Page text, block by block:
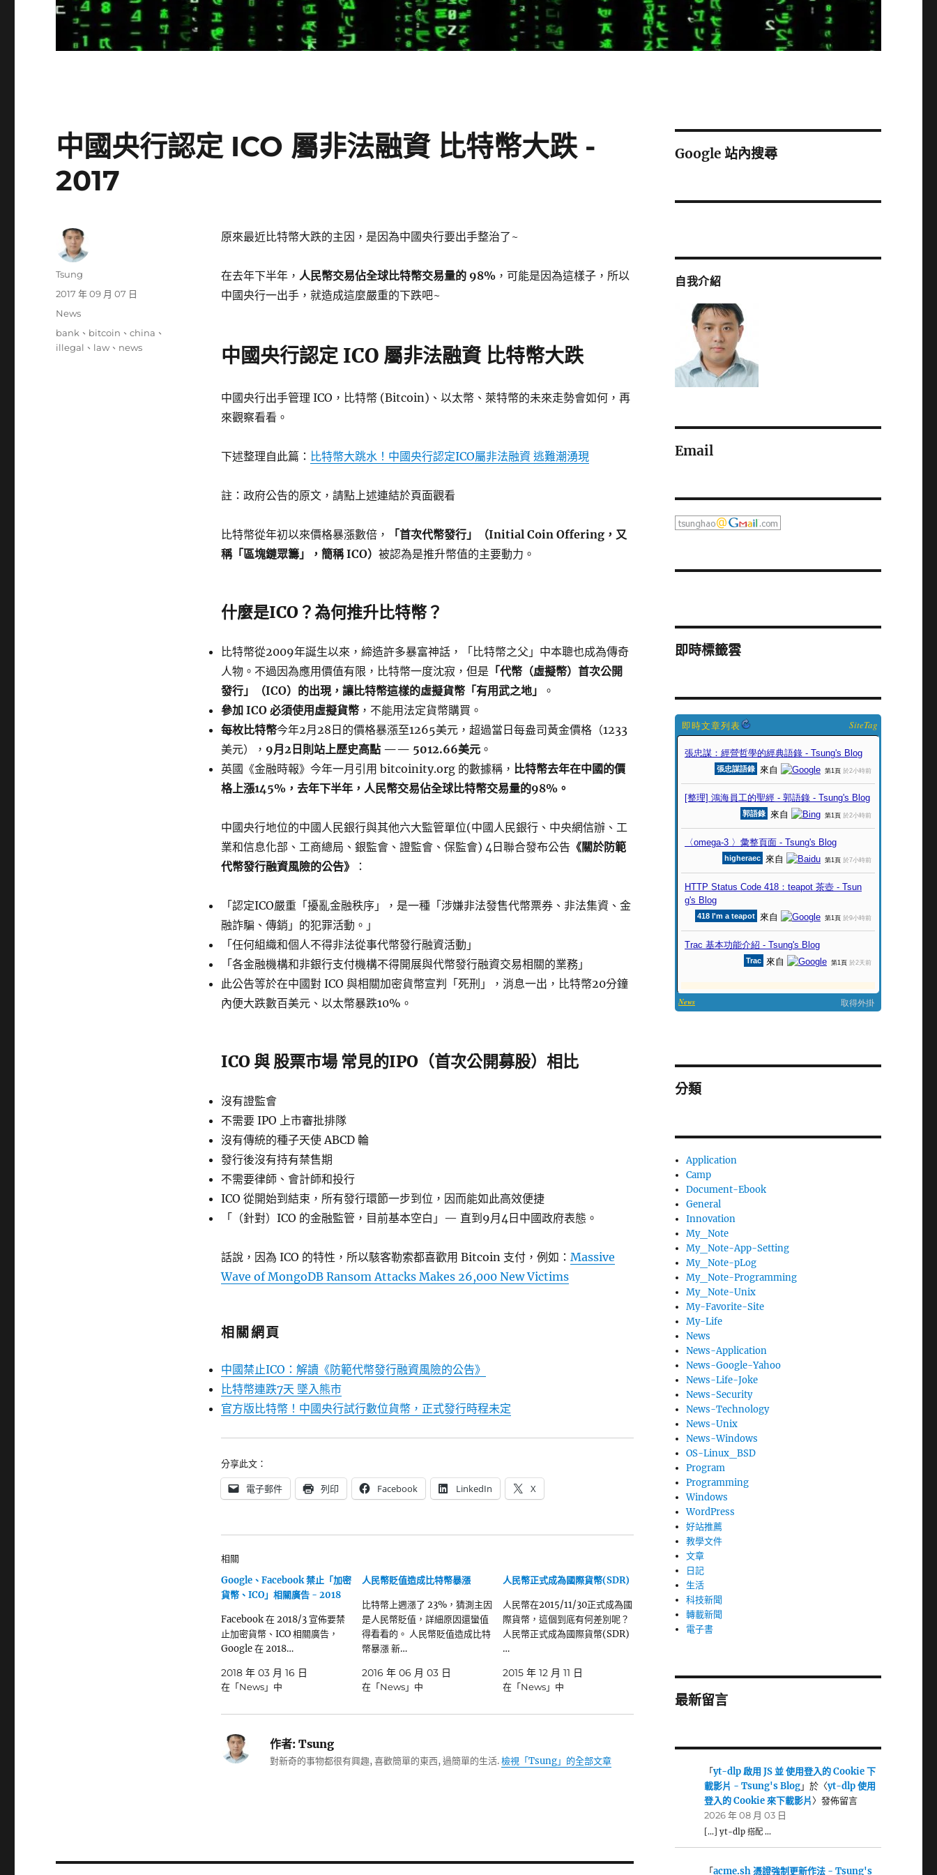
中國央行認定 ICO 屬非法融資 比特幣大跌 -
2017
原來最近比特幣大跌的主因，是因為中國央行要出手整治了~
在去年下半年， 人民幣交易佔全球比特幣交易量的 98%，可能是因為這樣子，所以
中國央行一出手，就造成這麼嚴重的下跌吧~
中國央行認定 ICO 屬非法融資 比特幣大跌
中國央行出手管理 ICO，比特幣 (Bitcoin)、以太幣、萊特幣的未來走勢會如何，再
來觀察看看。
下述整理自此篇： 比特幣大跳水！中國央行認定ICO屬非法融資 逃難潮湧現
註：政府公告的原文，請點上述連結於頁面觀看
比特幣從年初以來價格暴漲數倍，
「首次代幣發行」（Initial Coin Offering，又
稱「區塊鏈眾籌」，簡稱 ICO） 被認為是推升幣值的主要動力。
什麼是ICO？為何推升比特幣？
比特幣從2009年誕生以來，締造許多暴富神話，「比特幣之父」中本聰也成為傳奇
人物。不過因為應用價值有限，比特幣一度沈寂，但是 「代幣（虛擬幣）首次公開
發行」（ICO）的出現，讓比特幣這樣的虛擬貨幣「有用武之地」
。
參加 ICO 必須使用虛擬貨幣，不能用法定貨幣購買。
每枚比特幣今年2月28日的價格暴漲至1265美元，超過當日每盎司黃金價格（1233
美元）， 9月2日則站上歷史高點 —— 5012.66美元。
英國《金融時報》今年一月引用 bitcoinity.org 的數據稱， 比特幣去年在中國的價
格上漲145%，去年下半年，人民幣交易佔全球比特幣交易量的98%。
中國央行地位的中國人民銀行與其他六大監管單位(中國人民銀行、中央網信辦、工
業和信息化部、工商總局、銀監會、證監會、保監會) 4日聯合發布公告 《關於防範
代幣發行融資風險的公告》
：
「認定ICO嚴重「擾亂金融秩序」，是一種「涉嫌非法發售代幣票券、非法集資、金
融詐騙、傳銷」的犯罪活動。」
「任何組織和個人不得非法從事代幣發行融資活動」
「各金融機構和非銀行支付機構不得開展與代幣發行融資交易相關的業務」
此公告等於在中國對 ICO 與相關加密貨幣宣判「死刑」，消息一出，比特幣20分鐘
內便大跌數百美元、以太幣暴跌10%。
ICO 與 股票市場 常見的IPO（首次公開募股）相比
沒有證監會
不需要 IPO 上市審批排隊
沒有傳統的種子天使 ABCD 輪
發行後沒有持有禁售期
不需要律師、會計師和投行
ICO 從開始到結束，所有發行環節一步到位，因而能如此高效便捷
「（針對）ICO 的金融監管，目前基本空白」— 直到9月4日中國政府表態。
話說，因為 ICO 的特性，所以駭客勒索都喜歡用 Bitcoin 支付，例如： Massive
Wave of MongoDB Ransom Attacks Makes 26,000 New Victims
相關網頁
中國禁止ICO：解讀《防範代幣發行融資風險的公告》
比特幣連跌7天 墜入熊市
官方版比特幣！中國央行試行數位貨幣，正式發行時程未定
分享此文：
電子郵件 列印 Facebook LinkedIn X
相關
Google、Facebook 禁止「加密
貨幣、ICO」相關廣告 - 2018
Facebook 在 2018/3 宣佈要禁
止加密貨幣、ICO 相關廣告，
Google 在 2018…
2018 年 03 月 16 日
在「News」中
人民幣貶值造成比特幣暴漲
比特幣上週漲了 23%，猜測主因
是人民幣貶值，詳細原因還蠻值
得看看的。 人民幣貶值造成比特
幣暴漲 新…
2016 年 06 月 03 日
在「News」中
人民幣正式成為國際貨幣(SDR)
人民幣在2015/11/30正式成為國
際貨幣，這個到底有何差別呢？
人民幣正式成為國際貨幣(SDR)
…
2015 年 12 月 11 日
在「News」中
作者:Tsung
對新奇的事物都很有興趣, 喜歡簡單的東西, 過簡單的生活.檢視「Tsung」的全部文章
作
Tsung
發
期:
2017 年 09 月 07 日
分
類
News
標
籤
bank 、 bitcoin 、china 、
illegal 、 law 、 news
Google 站內搜尋
自我介紹
Email
即時標籤雲
SiteTag
分類
Application
Camp
Document-Ebook
General
Innovation
My_Note
My_Note-App-Setting
My_Note-pLog
My_Note-Programming
My_Note-Unix
My-Favorite-Site
My-Life
News
News-Application
News-Google-Yahoo
News-Life-Joke
News-Security
News-Technology
News-Unix
News-Windows
OS-Linux_BSD
Program
Programming
Windows
WordPress
好站推薦
教學文件
文章
日記
生活
科技新聞
轉載新聞
電子書
最新留言
「yt-dlp 啟用 JS 並 使用登入的 Cookie 下
載影片 - Tsung's Blog」於〈yt-dlp 使用
登入的 Cookie 來下載影片〉發佈留言
2026 年 08 月 03 日
[…] yt-dlp 搭配 …
「acme.sh 憑證強制更新作法 - Tsung's